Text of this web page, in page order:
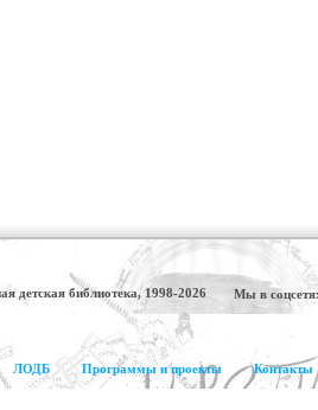
детская библиотека, 1998-2026 Мы в
ЛОДБ Программы и проекты Контакты